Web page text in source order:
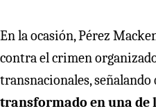
En la ocasión, Pérez
contra el crimen
transnacionales, señalando
transformado en una de